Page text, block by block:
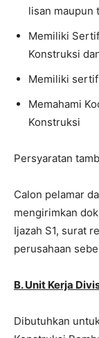
lisan maupun
Memiliki
Konstruksi
Memiliki
Memahami
Konstruksi
Persyaratan
Calon pelamar
mengirimkan
Ijazah S1, surat
perusahaan
B. Unit Kerja
Dibutuhkan